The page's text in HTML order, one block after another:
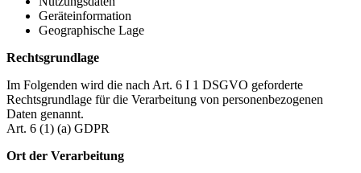
Geräteinformation
Geographische Lage
Rechtsgrundlage
Im Folgenden wird die nach Art. 6 I 1 DSGVO geforderte
Rechtsgrundlage für die Verarbeitung von personenbezogenen
Daten genannt.
Art. 6 (1) (a) GDPR
Ort der Verarbeitung